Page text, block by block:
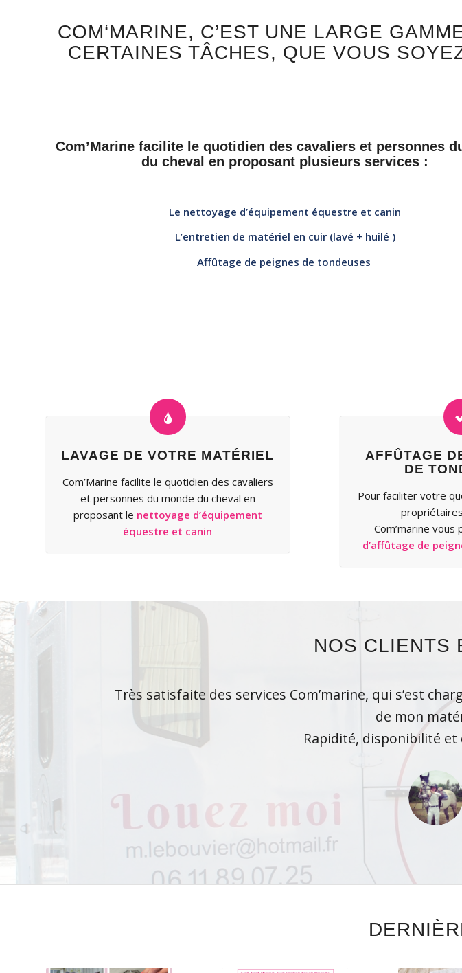
COM‘MARINE, C’EST UNE LARGE
CERTAINES TÂCHES, QUE VOUS
Com’Marine facilite le quotidien des cavaliers et personnes
du cheval en proposant plusieurs services :
Le nettoyage d’équipement équestre et canin
L’entretien de matériel en cuir (lavé + huilé )
Affûtage de peignes de tondeuses
LAVAGE DE VOTRE MATÉRIEL
Com’Marine facilite le quotidien des cavaliers
et personnes du monde du cheval en
proposant le nettoyage d’équipement
équestre et canin
AFFÛTAGE
DE
Pour faciliter votre
Com’marine vous
d’affûtage de
NOS CLIENTS
Très satisfaite des services Com’marine, qui s’est
de mon
Rapidité, disponibilité
Chaque année je fais appel à Marine pour
Un rapport qualité
Marine est rapide
N’hésitez pas